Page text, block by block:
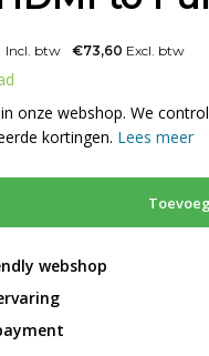
Incl. btw €73,60 Excl. btw
onze webshop. We
kortingen. Lees meer
webshop